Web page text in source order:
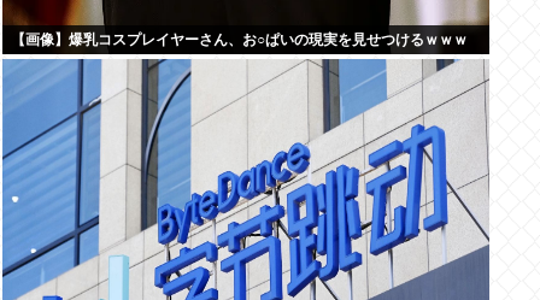
【画像】爆乳コスプレイヤーさん、お○ぱいの現実を見せつけるｗｗｗ